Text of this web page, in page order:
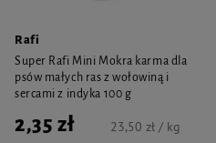
Rafi
Super Rafi Mini Mokra karma dla
psów małych ras z wołowiną i
sercami z indyka 100 g
2,35 zł 23,50 zł / kg